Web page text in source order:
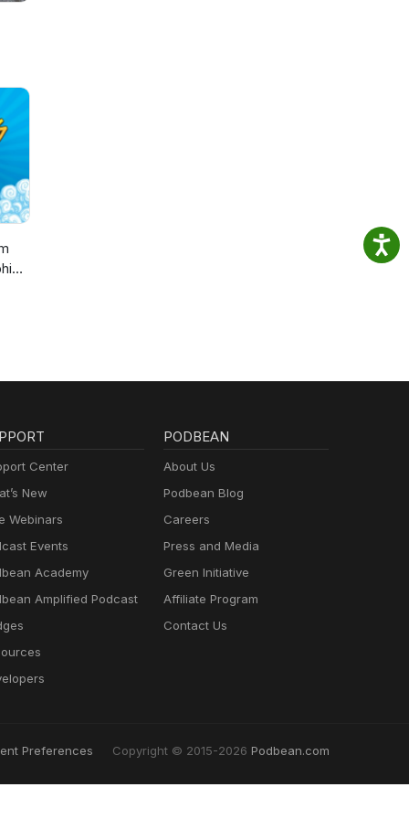
Center
New
Webinars
Events
Academy
Amplified Podcast
PODBEAN
About Us
Podbean Blog
Careers
Press and Media
Green Initiative
Affiliate Program
Contact Us
Preferences Copyright © 2015-2026 Podbean.com